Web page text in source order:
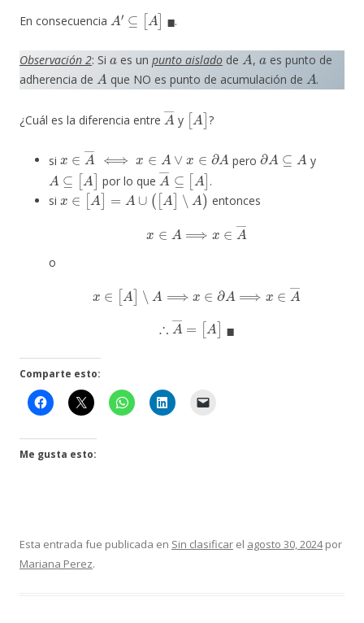
En consecuencia
A′⊆ A ◼
.
Observación 2: Si
a
es un punto aisladode
A
,
a
es punto de
adherencia de
A
que NO es punto de acumulación de
A
.
¿Cuál es la diferencia entre
A―
y
[A ]
?
si
A― ∈
pero
∂ A
y
A A
por lo que
A― ⊆ A
.
si
x∈ [A]=A∪([ A]∖A)
entonces
A ―
o
∈[A] A A⟹
A― [ A]◼
Comparte esto:
Me gusta esto:
Esta entrada fue publicada en Sin clasificar el agosto 30, 2024por
Mariana Perez.